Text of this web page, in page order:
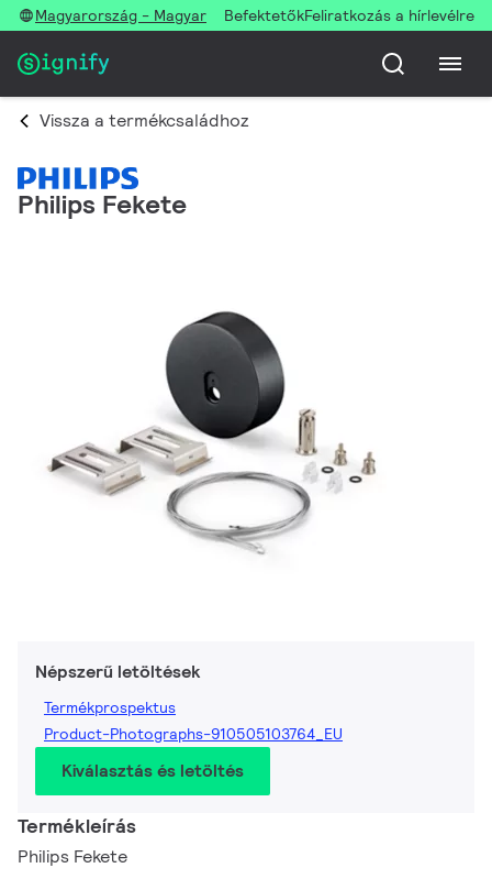
Magyarország - Magyar BefektetőkFeliratkozás a hírlevélre
Vissza a termékcsaládhoz
Philips Fekete
Népszerű letöltések
Termékprospektus
Product-Photographs-910505103764_EU
Kiválasztás és letöltés
Termékleírás
Philips Fekete